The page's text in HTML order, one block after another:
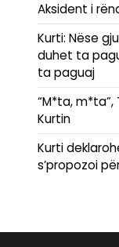
Aksident i
Kurti: Nëse
duhet ta
ta paguaj
“M*ta,
Kurtin
Kurti
s’propozoi